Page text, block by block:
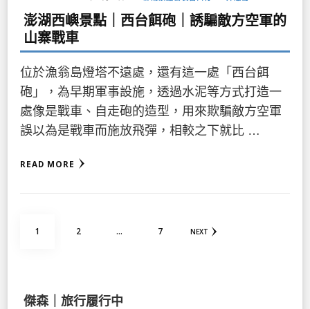
澎湖西嶼景點｜西台餌砲｜誘騙敵方空軍的
山寨戰車
位於漁翁島燈塔不遠處，還有這一處「西台餌
砲」，為早期軍事設施，透過水泥等方式打造一
處像是戰車、自走砲的造型，用來欺騙敵方空軍
誤以為是戰車而施放飛彈，相較之下就比 …
READ MORE
PAGE
1 PAGE
2 ... PAGE
7 NEXT
傑森｜旅行履行中